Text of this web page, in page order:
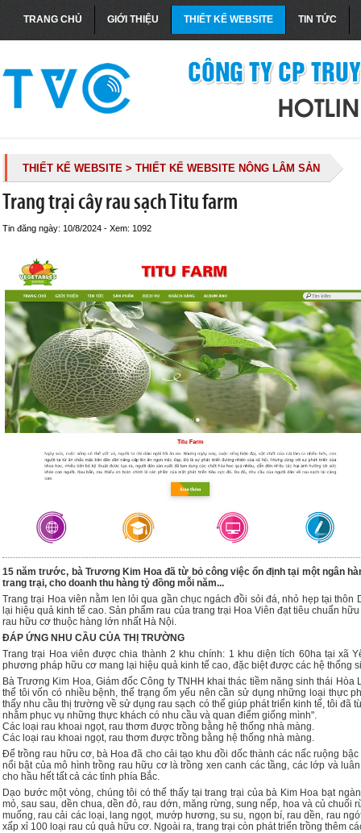
TRANG CHỦ GIỚI THIỆU THIẾT KẾ WEBSITE TIN TỨC
THIẾT KẾ WEBSITE > THIẾT KẾ WEBSITE NÔNG LÂM SẢN
Trang trại cây rau sạch Titu farm
Tin đăng ngày: 10/8/2024 - Xem: 1092
15 năm trước, bà Trương Kim Hoa đã từ bỏ công việc ổn định tại một ngân
trang trại, cho doanh thu hàng tỷ đồng mỗi năm...
Trang trại Hoa viên nằm len lỏi qua gần chục ngách đồi sỏi đá, nhỏ hẹp tại
lại hiệu quả kinh tế cao. Sản phẩm rau của trang trại Hoa Viên đạt tiêu chuẩn
rau hữu cơ thuộc hàng lớn nhất Hà Nội.
ĐÁP ỨNG NHU CẦU CỦA THỊ TRƯỜNG
Trang trại Hoa viên được chia thành 2 khu chính: 1 khu diện tích 60ha tại xã
phương pháp hữu cơ mang lại hiệu quả kinh tế cao, đặc biệt được các hệ thống
Bà Trương Kim Hoa, Giám đốc Công ty TNHH khai thác tiềm năng sinh thái
thể tôi vốn có nhiều bệnh, thể trạng ốm yếu nên cần sử dụng những loại thực
thấy nhu cầu thị trường về sử dụng rau sạch có thể giúp phát triển kinh tế, tôi
nhằm phục vụ những thực khách có nhu cầu và quan điểm giống mình".
Các loại rau khoai ngọt, rau thơm được trồng bằng hệ thống nhà màng.
Các loại rau khoai ngọt, rau thơm được trồng bằng hệ thống nhà màng.
Để trồng rau hữu cơ, bà Hoa đã cho cải tạo khu đồi dốc thành các nấc ruộng
nổi bật của mô hình trồng rau hữu cơ là trồng xen canh các tầng, các lớp và
cho hầu hết tất cả các tỉnh phía Bắc.
Dạo bước một vòng, chúng tôi có thể thấy tại trang trại của bà Kim Hoa bạt
mỏ, sau sau, dền chua, dền đỏ, rau dớn, măng rừng, sung nếp, hoa và củ
muống, rau cải các loại, lang ngọt, mướp hương, su su, ngọn bí, rau dền, rau
xấp xỉ 100 loại rau củ quả hữu cơ. Ngoài ra, trang trại còn phát triển trồng thêm